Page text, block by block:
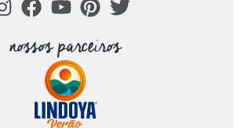
nossos parceiros